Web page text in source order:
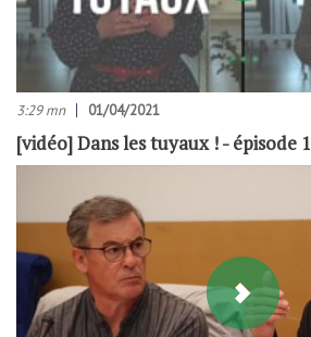
3:29 mn 01/04/2021
[vidéo] Dans les tuyaux ! - épisode 1